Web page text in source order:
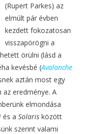
(Rupert Parkes) az
elmúlt pár évben
kezdett fokozatosan
visszapörögni a
örülni (lásd a
kevésbé (Avalanche
aztán most egy
az eredménye. A
elmondása
és a Solarisközött
szerint valami